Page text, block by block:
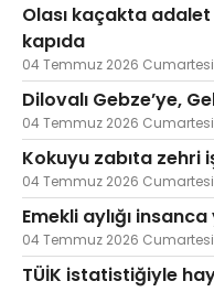
Olası kaçakta
kapıda
04 Temmuz 2026 Cumartesi
Dilovalı Gebze’ye,
04 Temmuz 2026 Cumartesi
Kokuyu zabıta zehri
04 Temmuz 2026 Cumartesi
Emekli aylığı
04 Temmuz 2026 Cumartesi
TÜİK istatistiğiyle